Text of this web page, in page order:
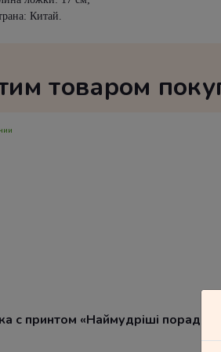
Китай.
товаром
с принтом «Наймудріші поради,